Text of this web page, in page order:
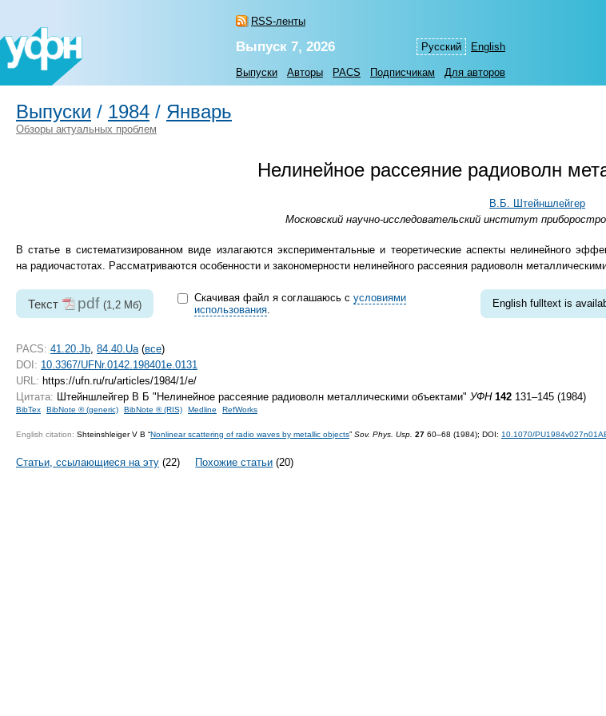
RSS-ленты
Русский English
Выпуск 7, 2026
Выпуски Авторы PACS Подписчикам Для авторов
Выпуски / 1984 / Январь
Обзоры актуальных проблем
Нелинейное рассеяние радиоволн
В.Б. Штейншлейгер
Московский научно-исследовательский институт
В статье в систематизированном виде излагаются экспериментальные и теоретические аспекты нелинейного
на радиочастотах. Рассматриваются особенности и закономерности нелинейного рассеяния радиоволн
Текст pdf (1,2 Мб)
Скачивая файл я соглашаюсь с условиями
использования.
English fulltext is
PACS: 41.20.Jb 84.40.Ua (все)
DOI: 10.3367/UFNr.0142.198401e.0131
URL: https://ufn.ru/ru/articles/1984/1/e/
Цитата: Штейншлейгер В Б "Нелинейное рассеяние радиоволн металлическими объектами" УФН 142 131–145 (1984)
BibTex BibNote ® (generic) BibNote ® (RIS) Medline RefWorks
English citation: Shteinshleiger V B “Nonlinear scattering of radio waves by metallic objects” Sov. Phys. Usp. 27 60–68 (1984); DOI: 10.1070/
Статьи, ссылающиеся на эту (22) Похожие статьи (20)